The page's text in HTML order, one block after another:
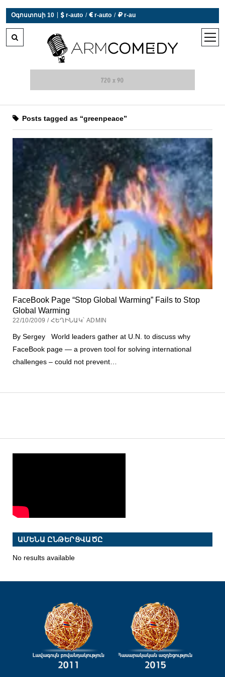
Օգոստոսի 10  r-auto /  r-auto /  r-au
open
Posts tagged as “greenpeace”
FaceBook Page “Stop Global Warming” Fails to Stop
Global Warming
22/10/2009 / ՀԵՂԻՆԱԿ՝ ADMIN
By Sergey World leaders gather at U.N. to discuss why
FaceBook page — a proven tool for solving international
challenges – could not prevent…
ԱՄԵՆԱ ԸՆԹԵՐՑՎԱԾԸ
No results available